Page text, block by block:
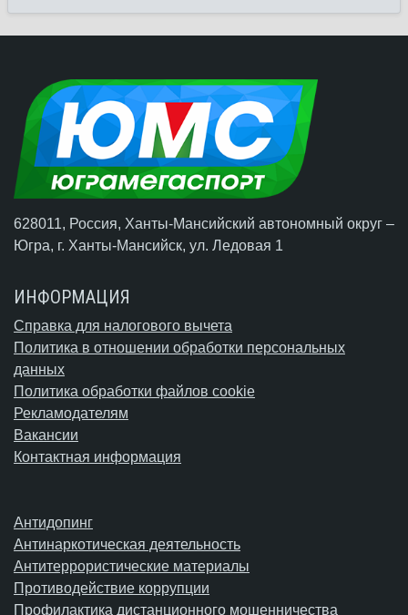
628011, Россия, Ханты-Мансийский автономный округ –
Югра, г. Ханты-Мансийск, ул. Ледовая 1
ИНФОРМАЦИЯ
Справка для налогового вычета
Политика в отношении обработки персональных
данных
Политика обработки файлов cookie
Рекламодателям
Вакансии
Контактная информация
Антидопинг
Антинаркотическая деятельность
Антитеррористические материалы
Противодействие коррупции
Профилактика дистанционного мошенничества